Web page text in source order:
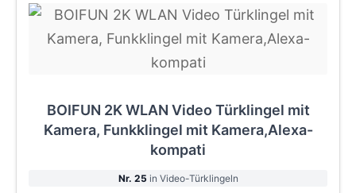
BOIFUN 2K WLAN Video Türklingel mit
Kamera, Funkklingel mit Kamera,Alexa-
kompati
Nr. 25 in Video-Türklingeln